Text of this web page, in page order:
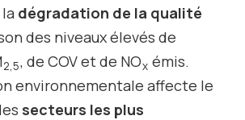
dégradation de la qualité
des niveaux élevés de
2,5, de COV et de NOx émis.
environnementale affecte le
secteurs les plus